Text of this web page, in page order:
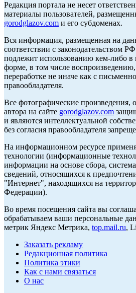
Редакция портала не несет
материалы пользователей,
gorodglazov.com и его субдоменах.
Вся информация, размещенная на
соответствии с законодательством
подлежит использованию кем-либо
форме, в том числе
переработке не иначе как с
правообладателя.
Все фотографические
автора на сайте gorodglazov.com
и являются интеллектуальной
без согласия правообладателя
На информационном ресурсе
технологии (информационные
информации на основе сбора,
сведений, относящихся к
"Интернет", находящихся на
Федерации).
Во время посещения сайта вы
обрабатываем ваши персональные
метрик Яндекс Метрика, top.mail.ru,
Заказать рекламу
Редакционная политика
Политика этики
Как с нами связаться
О нас